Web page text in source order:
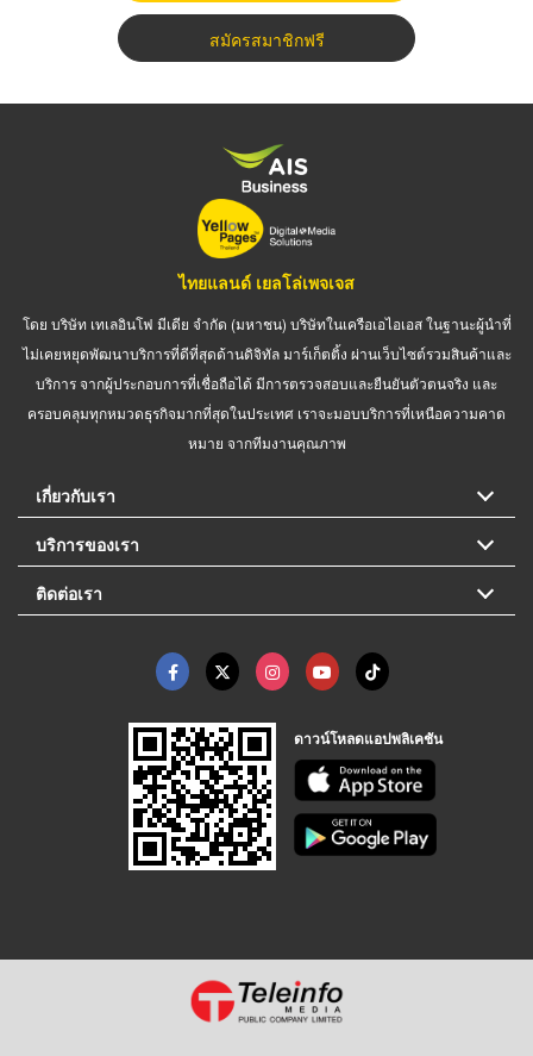
สมัครสมาชิกฟรี
ไทยแลนด์ เยลโล่เพจเจส
โดย บริษัท เทเลอินโฟ มีเดีย จำกัด (มหาชน) บริษัทในเครือเอไอเอส ในฐานะผู้นำที่
ไม่เคยหยุดพัฒนาบริการที่ดีที่สุดด้านดิจิทัล มาร์เก็ตติ้ง ผ่านเว็บไซต์รวมสินค้าและ
บริการ จากผู้ประกอบการที่เชื่อถือได้ มีการตรวจสอบและยืนยันตัวตนจริง และ
ครอบคลุมทุกหมวดธุรกิจมากที่สุดในประเทศ เราจะมอบบริการที่เหนือความคาด
หมาย จากทีมงานคุณภาพ
เกี่ยวกับเรา
บริการของเรา
ติดต่อเรา
ดาวน์โหลดแอปพลิเคชัน